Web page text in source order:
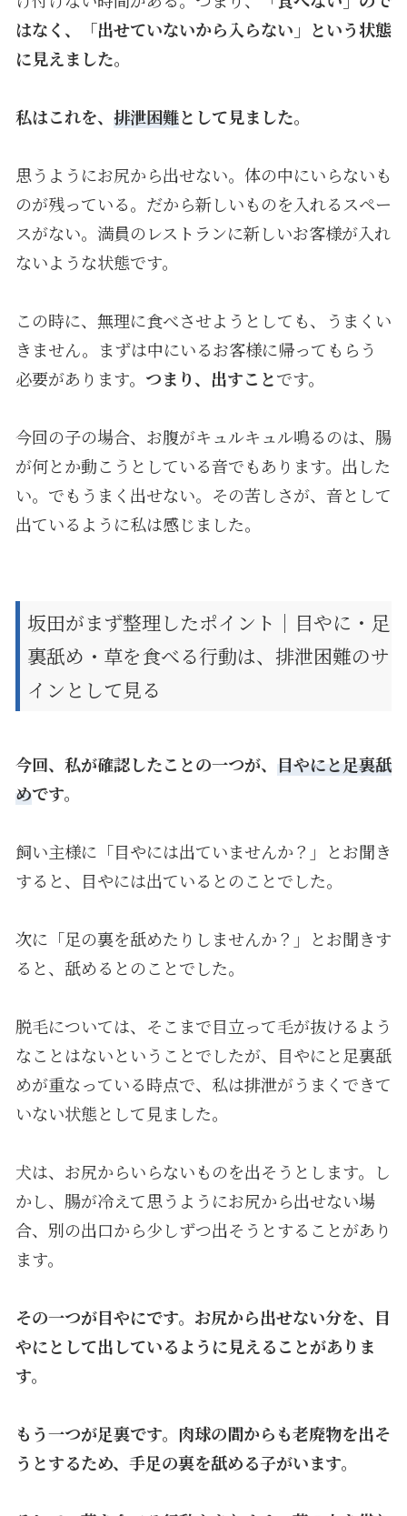
はなく、「出せていないから入らない」という状態
に見えました。
私はこれを、 排泄困難として見ました。
思うようにお尻から出せない。体の中にいらないも
のが残っている。だから新しいものを入れるスペー
スがない。満員のレストランに新しいお客様が入れ
ないような状態です。
この時に、無理に食べさせようとしても、うまくい
きません。まずは中にいるお客様に帰ってもらう
必要があります。 つまり、出すことです。
今回の子の場合、お腹がキュルキュル鳴るのは、腸
が何とか動こうとしている音でもあります。出した
い。でもうまく出せない。その苦しさが、音として
出ているように私は感じました。
坂田がまず整理したポイント｜目やに・足
裏舐め・草を食べる行動は、排泄困難のサ
インとして見る
今回、私が確認したことの一つが、 目やにと足裏舐
めです。
飼い主様に「目やには出ていませんか？」とお聞き
すると、目やには出ているとのことでした。
次に「足の裏を舐めたりしませんか？」とお聞きす
ると、舐めるとのことでした。
脱毛については、そこまで目立って毛が抜けるよう
なことはないということでしたが、目やにと足裏舐
めが重なっている時点で、私は排泄がうまくできて
いない状態として見ました。
犬は、お尻からいらないものを出そうとします。し
かし、腸が冷えて思うようにお尻から出せない場
合、別の出口から少しずつ出そうとすることがあり
ます。
その一つが目やにです。お尻から出せない分を、目
やにとして出しているように見えることがありま
す。
もう一つが足裏です。肉球の間からも老廃物を出そ
うとするため、手足の裏を舐める子がいます。